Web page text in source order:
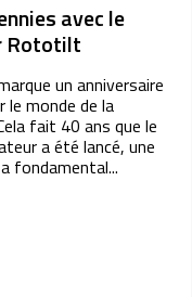
avec le
un anniversaire
monde de la
fait 40 ans que le
a été lancé, une
fondamental...